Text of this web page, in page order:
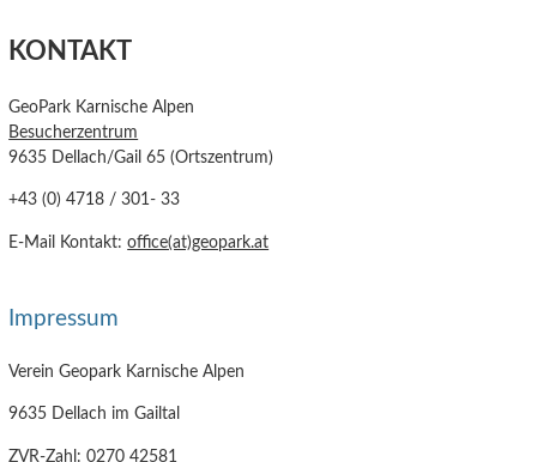
KONTAKT
GeoPark Karnische Alpen
Besucherzentrum
9635 Dellach/Gail 65 (Ortszentrum)
+43 (0) 4718 / 301- 33
E-Mail Kontakt:office(at)geopark.at
Impressum
Verein Geopark Karnische Alpen
9635 Dellach im Gailtal
ZVR-Zahl: 0270 42581